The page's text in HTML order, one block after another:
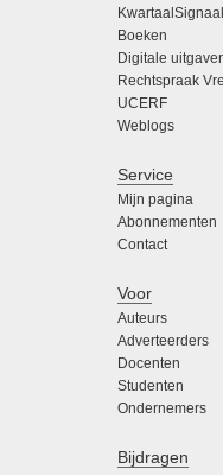
KwartaalSignaal
Boeken
Digitale
Rechtspraak
UCERF
Weblogs
Service
Mijn pagina
Abonnementen
Contact
Voor
Auteurs
Adverteerders
Docenten
Studenten
Ondernemers
Bijdragen